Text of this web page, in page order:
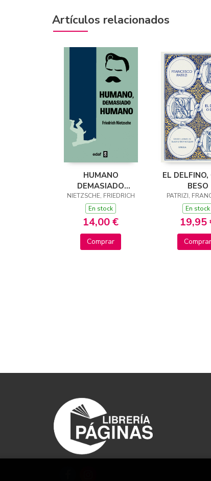
Artículos relacionados
HUMANO
DEMASIADO
HUMANO
NIETZSCHE, FRIEDRICH
En stock
14,00 €
Comprar
EL DELFINO,
BESO
PATRIZI,
En stock
19,95
Comprar